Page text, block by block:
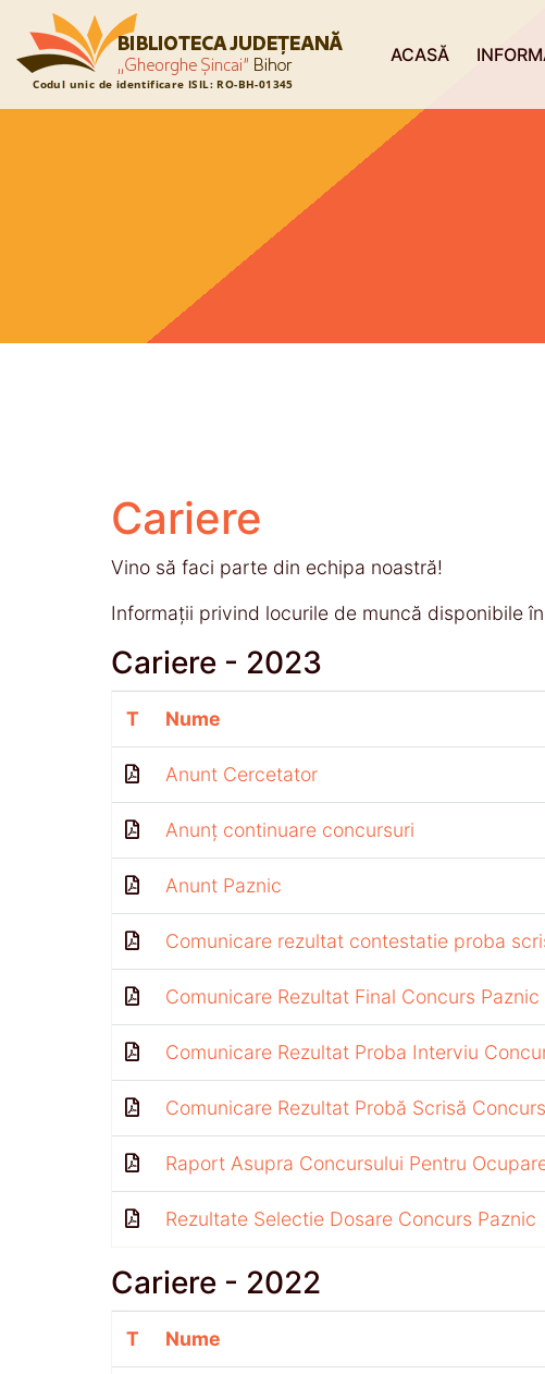
ACASĂ
Cariere
Vino să faci parte din echipa noastră!
Informații privind locurile de muncă disponibile
Cariere - 2023
T Nume
Anunt Cercetator
Anunț continuare concursuri
Anunt Paznic
Comunicare rezultat contestatie proba
Comunicare Rezultat Final Concurs Paznic
Comunicare Rezultat Proba Interviu
Comunicare Rezultat Probă Scrisă
Raport Asupra Concursului Pentru
Rezultate Selectie Dosare Concurs Paznic
Cariere - 2022
T Nume